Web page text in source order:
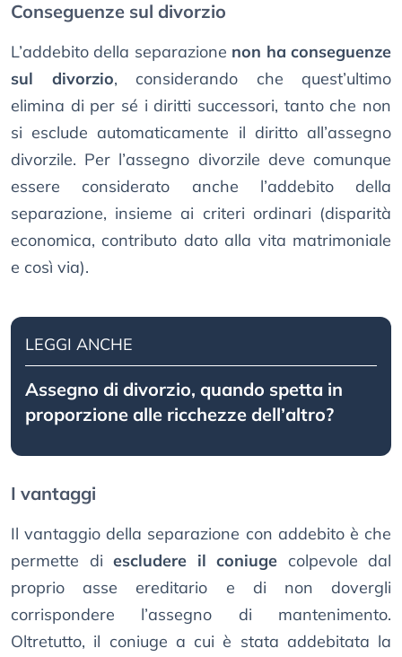
Conseguenze sul divorzio
L’addebito della separazione non ha conseguenze
sul divorzio, considerando che quest’ultimo
elimina di per sé i diritti successori, tanto che non
si esclude automaticamente il diritto all’assegno
divorzile. Per l’assegno divorzile deve comunque
essere considerato anche l’addebito della
separazione, insieme ai criteri ordinari (disparità
economica, contributo dato alla vita matrimoniale
e così via).
LEGGI ANCHE
Assegno di divorzio, quando spetta in
proporzione alle ricchezze dell’altro?
I vantaggi
Il vantaggio della separazione con addebito è che
permette di escludere il coniuge colpevole dal
proprio asse ereditario e di non dovergli
corrispondere l’assegno di mantenimento.
Oltretutto, il coniuge a cui è stata addebitata la